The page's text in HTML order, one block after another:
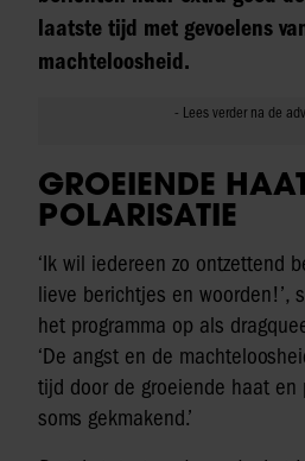
laatste tijd met gevoelens
machteloosheid.
GROEIENDE
POLARISATIE
‘Ik wil iedereen zo ontzettend
lieve berichtjes en woorden!’,
het programma op als
‘De angst en de
tijd door de groeiende haat en
soms gekmakend.’